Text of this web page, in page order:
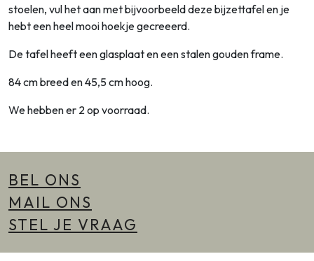
stoelen, vul het aan met bijvoorbeeld deze bijzettafel en je
hebt een heel mooi hoekje gecreeerd.
De tafel heeft een glasplaat en een stalen gouden frame.
84 cm breed en 45,5 cm hoog.
We hebben er 2 op voorraad.
BEL ONS
MAIL ONS
STEL JE VRAAG